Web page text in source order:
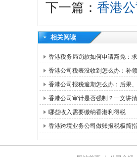
下一篇： 香港
相关阅读
香港税务局罚款如何申请豁免：
香港公司税表没收到怎么办：补
香港公司报税逾期怎么办：后果
香港公司审计是否强制？一文讲清
哪些收入需要缴纳香港利得税
香港跨境业务公司做账报税极简